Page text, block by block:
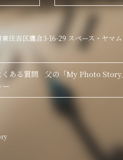
住吉区鷹合3-16-29 スペース・ヤマ
くある質問 父の「My Photo Story
ー